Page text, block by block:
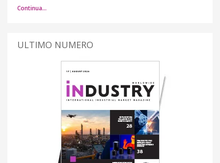
Continua…
ULTIMO NUMERO